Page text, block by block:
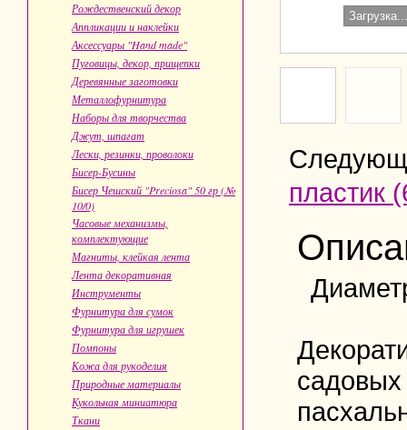
Рождественский декор
Аппликации и наклейки
Аксессуары "Hand made"
Пуговицы, декор, прищепки
Деревянные заготовки
Металлофурнитура
Наборы для творчества
Джут, шпагат
Лески, резинки, проволоки
Бисер-Бусины
Бисер Чешский "Preciosa" 50 гр (№
10/0)
Часовые механизмы,
комплектующие
Магниты, клейкая лента
Лента декоративная
Инструменты
Фурнитура для сумок
Фурнитура для игрушек
Помпоны
Кожа для рукоделия
Природные материалы
Кукольная миниатюра
Ткани
пластик